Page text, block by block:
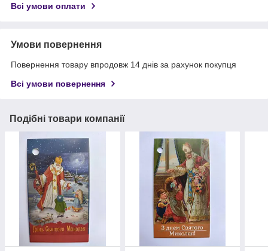
Всі умови оплати
Умови повернення
Повернення товару впродовж 14 днів за рахунок покупця
Всі умови повернення
Подібні товари компанії